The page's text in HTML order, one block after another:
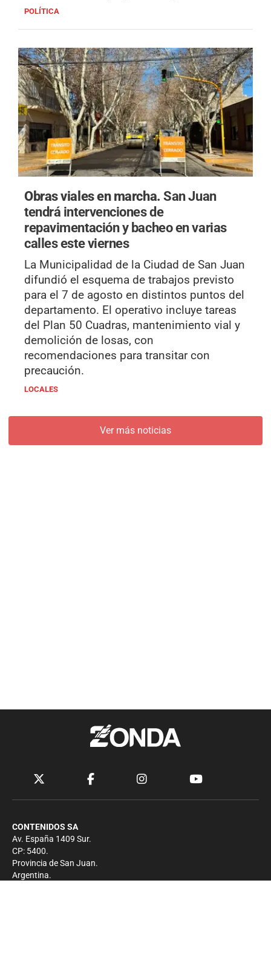
POLÍTICA
Obras viales en marcha.San Juan
tendrá intervenciones de
repavimentación y bacheo en varias
calles este viernes
La Municipalidad de la Ciudad de San Juan
difundió el esquema de trabajos previsto
para el 7 de agosto en distintos puntos del
departamento. El operativo incluye tareas
del Plan 50 Cuadras, mantenimiento vial y
demolición de losas, con
recomendaciones para transitar con
precaución.
LOCALES
Ver más noticias
CONTENIDOS SA
Av. España 1409 Sur.
CP: 5400.
Provincia de San Juan.
Argentina.